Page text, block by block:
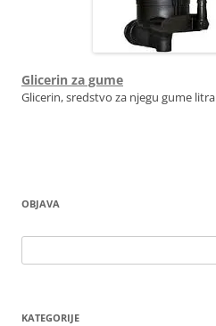
Glicerin za gume
Glicerin, sredstvo za njegu gume litra
OBJAVA
KATEGORIJE